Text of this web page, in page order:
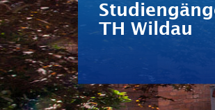
TH Wildau